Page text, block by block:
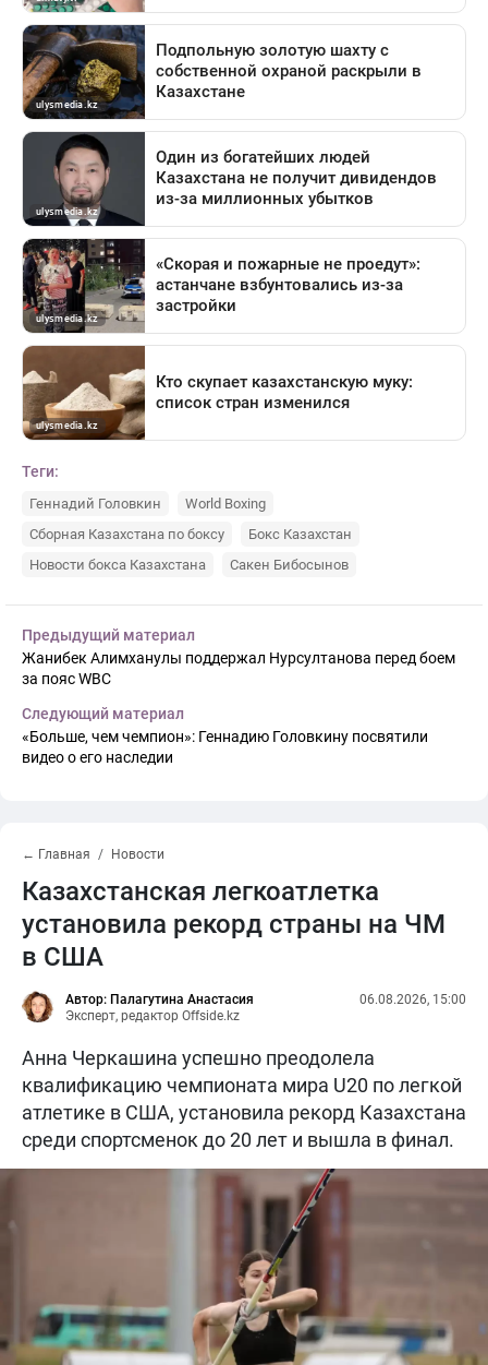
Теги:
Геннадий Головкин
World Boxing
Сборная Казахстана по боксу
Бокс Казахстан
Новости бокса Казахстана
Сакен Бибосынов
Предыдущий материал
Жанибек Алимханулы поддержал Нурсултанова перед боем
за пояс WBC
Следующий материал
«Больше, чем чемпион»: Геннадию Головкину посвятили
видео о его наследии
← Главная Новости
Казахстанская легкоатлетка
установила рекорд страны на ЧМ
в США
Автор: Палагутина Анастасия
Эксперт, редактор Offside.kz
06.08.2026, 15:00
Анна Черкашина успешно преодолела
квалификацию чемпионата мира U20 по легкой
атлетике в США, установила рекорд Казахстана
среди спортсменок до 20 лет и вышла в финал.